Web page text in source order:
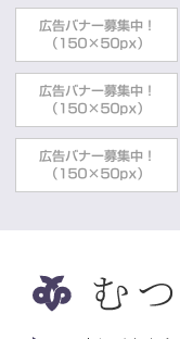
ターネットサ
2024年01月26日
企業誘致取組
2023年07月05日
2022年03月30日